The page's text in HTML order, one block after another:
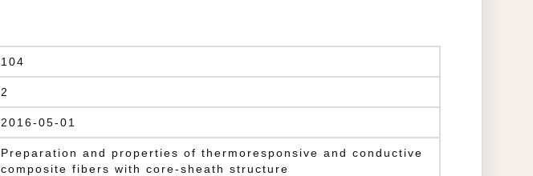
104
2
2016-05-01
Preparation and properties of thermoresponsive and conductive
composite fibers with core-sheath structure